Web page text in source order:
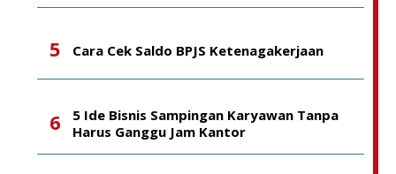
Cara Cek Saldo BPJS Ketenagakerjaan
5 Ide Bisnis Sampingan Karyawan Tanpa
Harus Ganggu Jam Kantor